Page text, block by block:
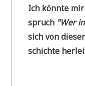
Ich könn­te
spruch "Wer
sich von
schich­te